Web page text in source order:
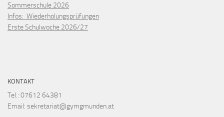
Sommerschule 2026
Infos: Wiederholungsprüfungen
Erste Schulwoche 2026/27
KONTAKT
Tel.: 07612 64381
Email: sekretariat@gymgmunden.at